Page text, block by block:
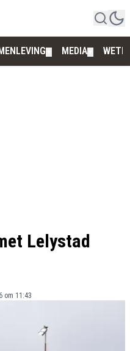
MEDIA
Lelystad
om 11:43